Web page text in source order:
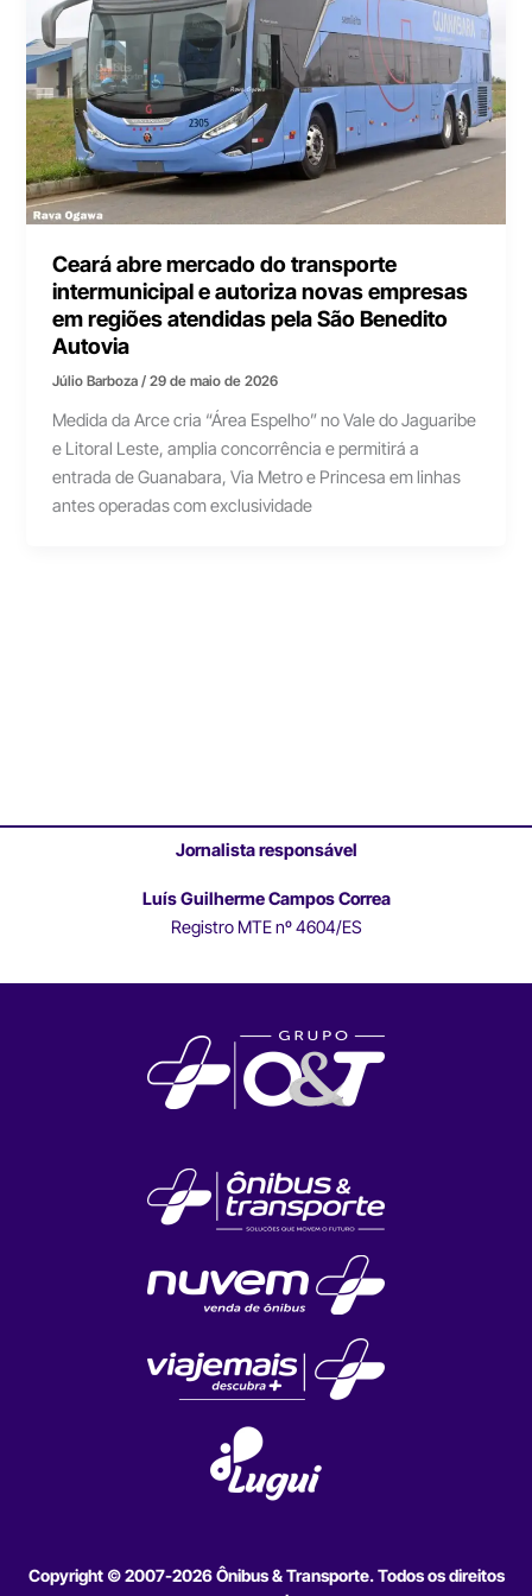
Ceará abre mercado do transporte
intermunicipal e autoriza novas empresas
em regiões atendidas pela São Benedito
Autovia
Júlio Barboza/29 de maio de 2026
Medida da Arce cria “Área Espelho” no Vale do Jaguaribe
e Litoral Leste, amplia concorrência e permitirá a
entrada de Guanabara, Via Metro e Princesa em linhas
antes operadas com exclusividade
Jornalista responsável
Luís Guilherme Campos Correa
Registro MTE nº 4604/ES
Copyright © 2007-2026 Ônibus & Transporte. Todos os direitos